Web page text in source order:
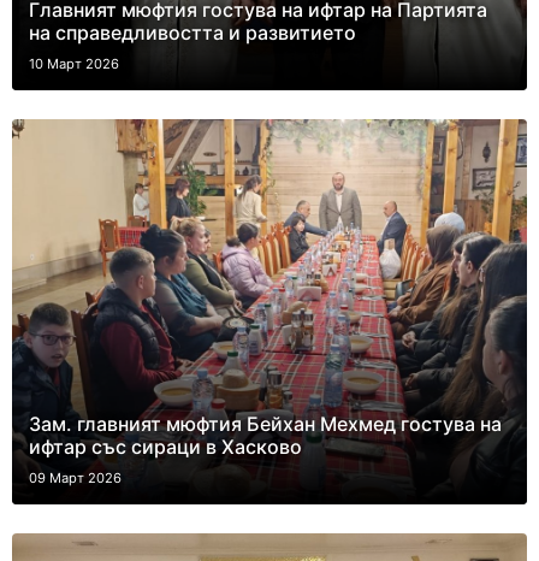
Главният мюфтия гостува на ифтар на Партията
на справедливостта и развитието
10 Март 2026
Зам. главният мюфтия Бейхан Мехмед гостува на
ифтар със сираци в Хасково
09 Март 2026